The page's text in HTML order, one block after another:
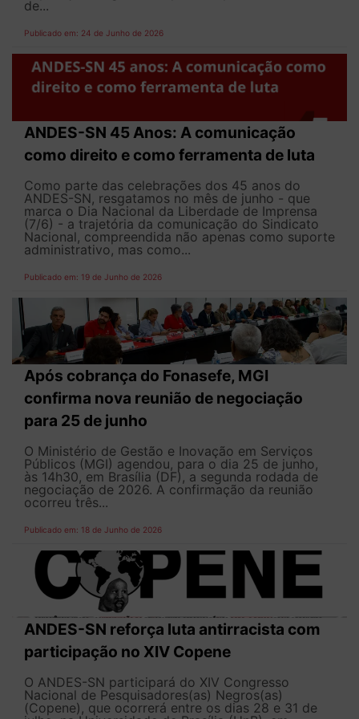
de...
Publicado em: 24 de Junho de 2026
ANDES-SN 45 Anos: A comunicação
como direito e como ferramenta de luta
Como parte das celebrações dos 45 anos do
ANDES-SN, resgatamos no mês de junho - que
marca o Dia Nacional da Liberdade de Imprensa
(7/6) - a trajetória da comunicação do Sindicato
Nacional, compreendida não apenas como suporte
administrativo, mas como...
Publicado em: 19 de Junho de 2026
Após cobrança do Fonasefe, MGI
confirma nova reunião de negociação
para 25 de junho
O Ministério de Gestão e Inovação em Serviços
Públicos (MGI) agendou, para o dia 25 de junho,
às 14h30, em Brasília (DF), a segunda rodada de
negociação de 2026. A confirmação da reunião
ocorreu três...
Publicado em: 18 de Junho de 2026
ANDES-SN reforça luta antirracista com
participação no XIV Copene
O ANDES-SN participará do XIV Congresso
Nacional de Pesquisadores(as) Negros(as)
(Copene), que ocorrerá entre os dias 28 e 31 de